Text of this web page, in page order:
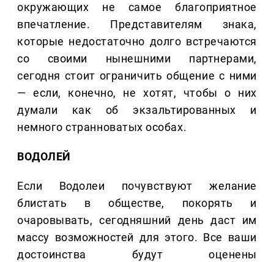
окружающих не самое благоприятное
впечатление. Представителям знака,
которые недостаточно долго встречаются
со своими нынешними партнерами,
сегодня стоит ограничить общение с ними
— если, конечно, не хотят, чтобы о них
думали как об экзальтированных и
немного странноватых особах.
ВОДОЛЕЙ
Если Водолеи почувствуют желание
блистать в обществе, покорять и
очаровывать, сегодняшний день даст им
массу возможностей для этого. Все ваши
достоинства будут оценены